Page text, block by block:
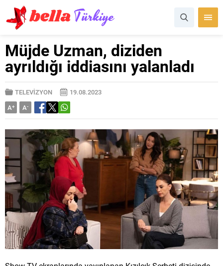
Müjde Uzman, diziden
ayrıldığı iddiasını yalanladı
TELEVİZYON
19.08.2023
A+ A-